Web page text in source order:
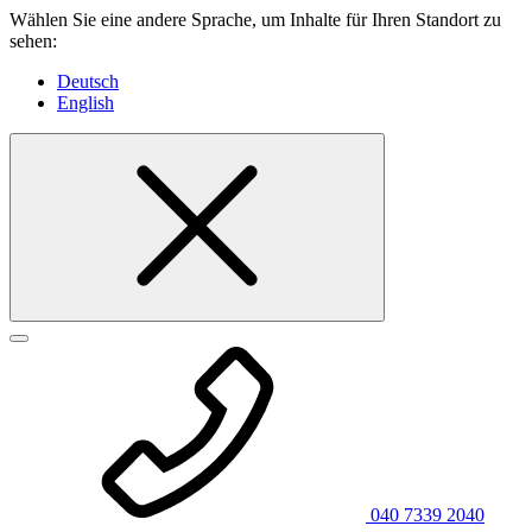
Wählen Sie eine andere Sprache, um Inhalte für Ihren Standort zu
sehen:
Deutsch
English
040 7339 2040